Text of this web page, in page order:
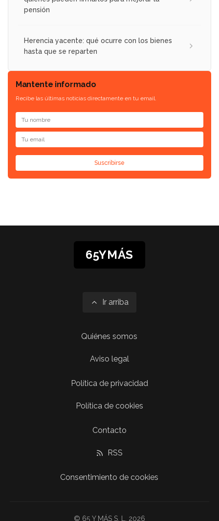
pensión
Herencia yacente: qué ocurre con los bienes
hasta que se reparten
Mantente informado
Recibe las últimas noticias directamente en tu email.
Suscribirse
65YMÁS
Ir arriba
Quiénes somos
Aviso legal
Política de privacidad
Política de cookies
Contacto
RSS
Consentimiento de cookies
© 65 Y MÁS S. L. 2026